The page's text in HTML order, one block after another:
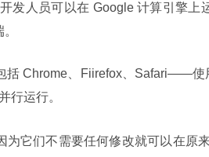
发人员可以在 Google 计算引擎上
括 Chrome、Fiirefox、Safari——使
行运行。
为它们不需要任何修改就可以在原